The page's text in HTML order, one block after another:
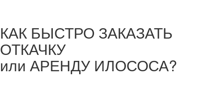
КАК БЫСТРО ЗАКАЗАТЬ
ОТКАЧКУ
или АРЕНДУ ИЛОСОСА?